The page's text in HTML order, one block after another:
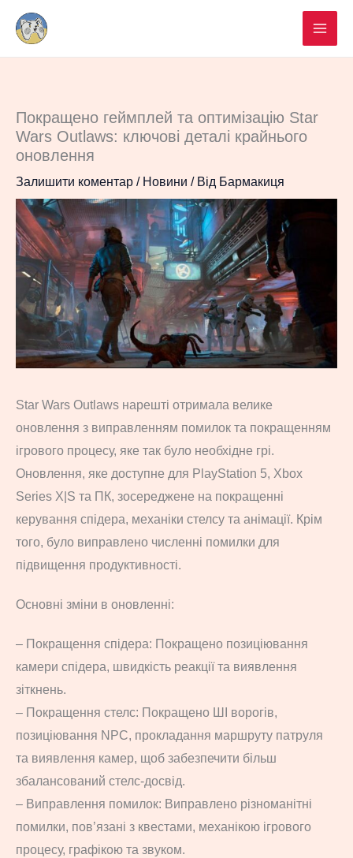
Перейти
вмісту
Покращено геймплей та оптимізацію Star
Wars Outlaws: ключові деталі крайнього
оновлення
Залишити коментар / Новини / Від Бармакиця
Star Wars Outlaws нарешті отримала велике
оновлення з виправленням помилок та покращенням
ігрового процесу, яке так було необхідне грі.
Оновлення, яке доступне для PlayStation 5, Xbox
Series X|S та ПК, зосереджене на покращенні
керування спідера, механіки стелсу та анімації. Крім
того, було виправлено численні помилки для
підвищення продуктивності.
Основні зміни в оновленні:
– Покращення спідера: Покращено позиціювання
камери спідера, швидкість реакції та виявлення
зіткнень.
– Покращення стелс: Покращено ШІ ворогів,
позиціювання NPC, прокладання маршруту патруля
та виявлення камер, щоб забезпечити більш
збалансований стелс-досвід.
– Виправлення помилок: Виправлено різноманітні
помилки, пов’язані з квестами, механікою ігрового
процесу, графікою та звуком.